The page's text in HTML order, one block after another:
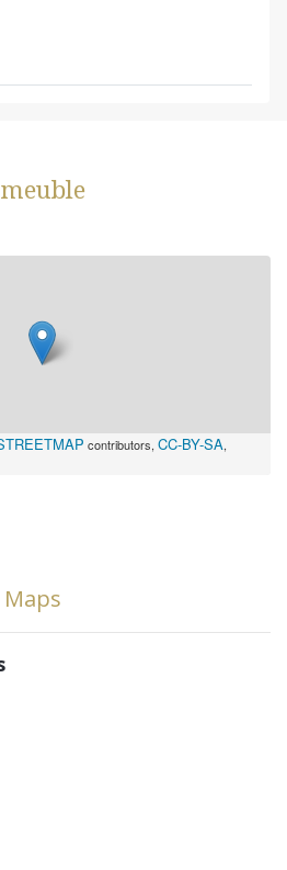
contributors, CC-BY-SA,